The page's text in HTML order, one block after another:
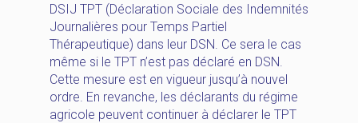
DSIJ TPT (Déclaration Sociale des Indemnités
Journalières pour Temps Partiel
Thérapeutique) dans leur DSN. Ce sera le cas
même si le TPT n’est pas déclaré en DSN.
Cette mesure est en vigueur jusqu’à nouvel
ordre. En revanche, les déclarants du régime
agricole peuvent continuer à déclarer le TPT